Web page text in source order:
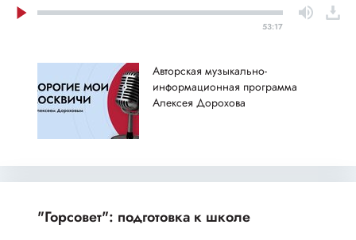
53:17
Авторская музыкально-
информационная программа
Алексея Дорохова
"Горсовет": подготовка к школе